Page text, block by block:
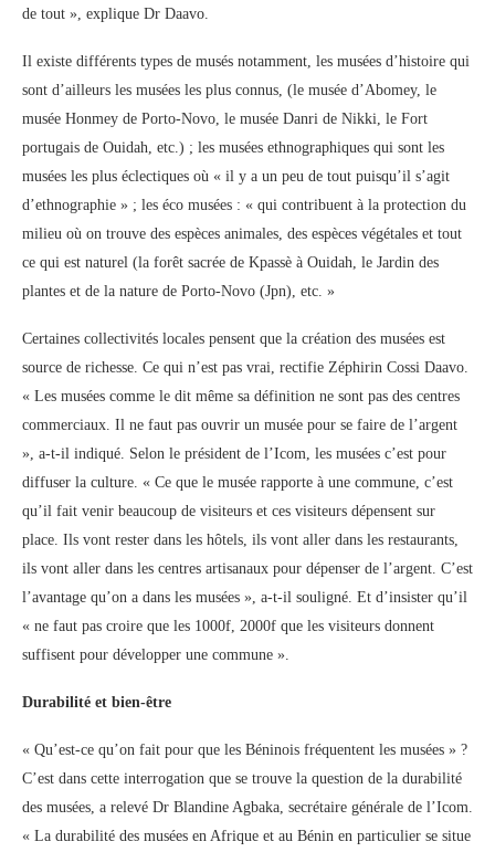
de tout », explique Dr Daavo.
Il existe différents types de musés notamment, les musées d’histoire qui
sont d’ailleurs les musées les plus connus, (le musée d’Abomey, le
musée Honmey de Porto-Novo, le musée Danri de Nikki, le Fort
portugais de Ouidah, etc.) ; les musées ethnographiques qui sont les
musées les plus éclectiques où « il y a un peu de tout puisqu’il s’agit
d’ethnographie » ; les éco musées : « qui contribuent à la protection du
milieu où on trouve des espèces animales, des espèces végétales et tout
ce qui est naturel (la forêt sacrée de Kpassè à Ouidah, le Jardin des
plantes et de la nature de Porto-Novo (Jpn), etc. »
Certaines collectivités locales pensent que la création des musées est
source de richesse. Ce qui n’est pas vrai, rectifie Zéphirin Cossi Daavo.
« Les musées comme le dit même sa définition ne sont pas des centres
commerciaux. Il ne faut pas ouvrir un musée pour se faire de l’argent
», a-t-il indiqué. Selon le président de l’Icom, les musées c’est pour
diffuser la culture. « Ce que le musée rapporte à une commune, c’est
qu’il fait venir beaucoup de visiteurs et ces visiteurs dépensent sur
place. Ils vont rester dans les hôtels, ils vont aller dans les restaurants,
ils vont aller dans les centres artisanaux pour dépenser de l’argent. C’est
l’avantage qu’on a dans les musées », a-t-il souligné. Et d’insister qu’il
« ne faut pas croire que les 1000f, 2000f que les visiteurs donnent
suffisent pour développer une commune ».
Durabilité et bien-être
« Qu’est-ce qu’on fait pour que les Béninois fréquentent les musées » ?
C’est dans cette interrogation que se trouve la question de la durabilité
des musées, a relevé Dr Blandine Agbaka, secrétaire générale de l’Icom.
« La durabilité des musées en Afrique et au Bénin en particulier se situe